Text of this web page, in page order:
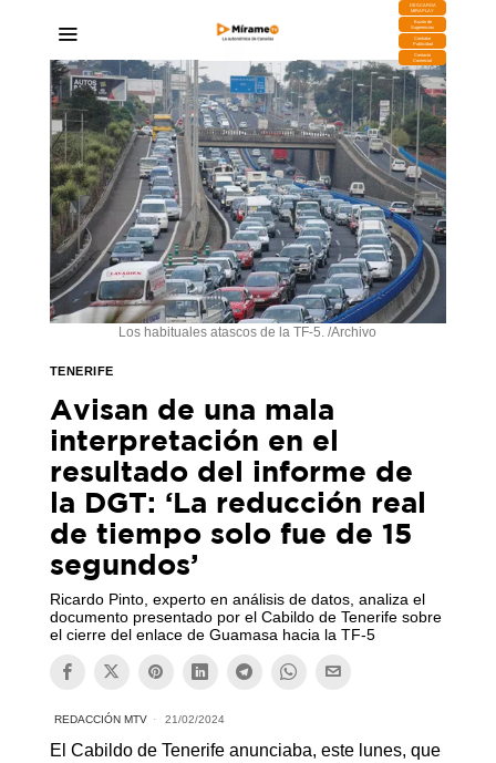
DESCARGA
MIRAPLAY
Buzón de
Sugerencias
Contratar
Publicidad
Contacto
Comercial
Los habituales atascos de la TF-5. /Archivo
TENERIFE
Avisan de una mala
interpretación en el
resultado del informe de
la DGT: ‘La reducción real
de tiempo solo fue de 15
segundos’
Ricardo Pinto, experto en análisis de datos, analiza el
documento presentado por el Cabildo de Tenerife sobre
el cierre del enlace de Guamasa hacia la TF-5
REDACCIÓN MTV 21/02/2024
El Cabildo de Tenerife anunciaba, este lunes, que